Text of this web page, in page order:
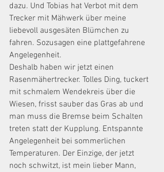
dazu. Und Tobias hat Verbot mit dem
Trecker mit Mähwerk über meine
liebevoll ausgesäten Blümchen zu
fahren. Sozusagen eine plattgefahrene
Angelegenheit.
Deshalb haben wir jetzt einen
Rasenmähertrecker. Tolles Ding, tuckert
mit schmalem Wendekreis über die
Wiesen, frisst sauber das Gras ab und
man muss die Bremse beim Schalten
treten statt der Kupplung. Entspannte
Angelegenheit bei sommerlichen
Temperaturen. Der Einzige, der jetzt
noch schwitzt, ist mein lieber Mann,